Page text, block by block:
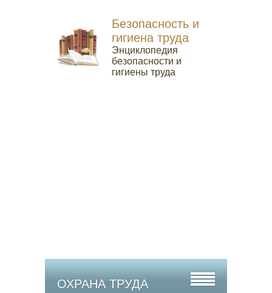
Безопасность и
гигиена труда
Энциклопедия
безопасности и
гигиены труда
ОХРАНА ТРУДА